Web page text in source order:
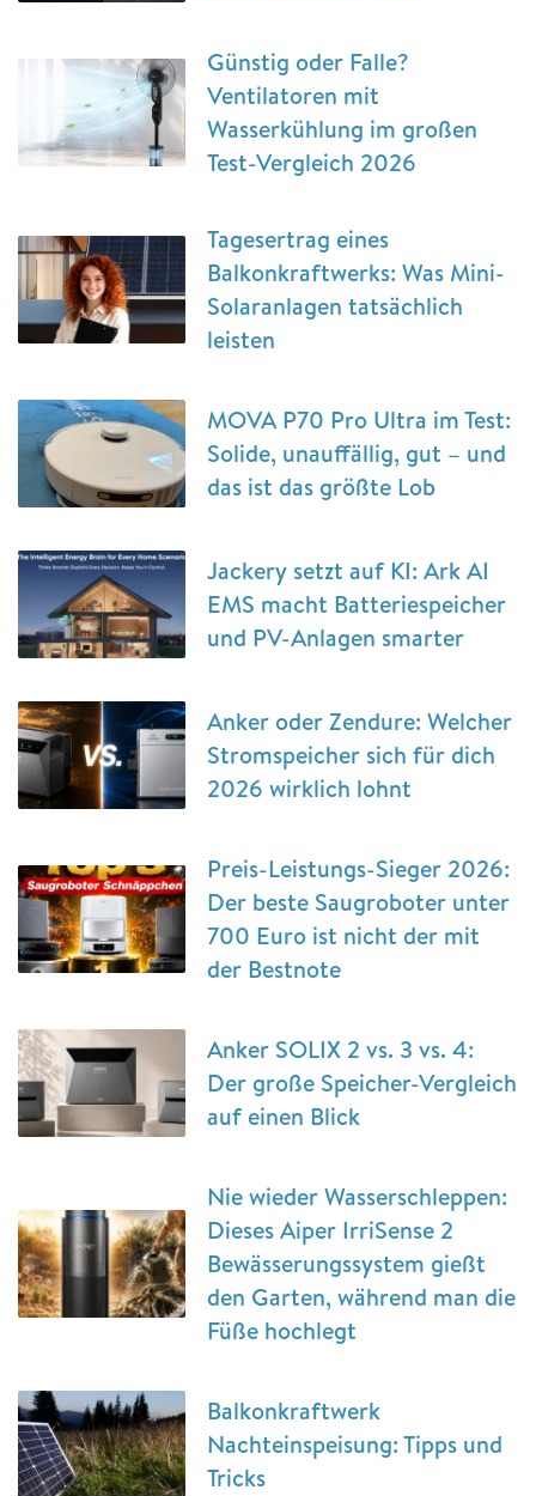
Günstig oder Falle?
Ventilatoren mit
Wasserkühlung im großen
Test-Vergleich 2026
Tagesertrag eines
Balkonkraftwerks: Was Mini-
Solaranlagen tatsächlich
leisten
MOVA P70 Pro Ultra im Test:
Solide, unauffällig, gut – und
das ist das größte Lob
Jackery setzt auf KI: Ark AI
EMS macht Batteriespeicher
und PV-Anlagen smarter
Anker oder Zendure: Welcher
Stromspeicher sich für dich
2026 wirklich lohnt
Preis-Leistungs-Sieger 2026:
Der beste Saugroboter unter
700 Euro ist nicht der mit
der Bestnote
Anker SOLIX 2 vs. 3 vs. 4:
Der große Speicher-Vergleich
auf einen Blick
Nie wieder Wasserschleppen:
Dieses Aiper IrriSense 2
Bewässerungssystem gießt
den Garten, während man die
Füße hochlegt
Balkonkraftwerk
Nachteinspeisung: Tipps und
Tricks